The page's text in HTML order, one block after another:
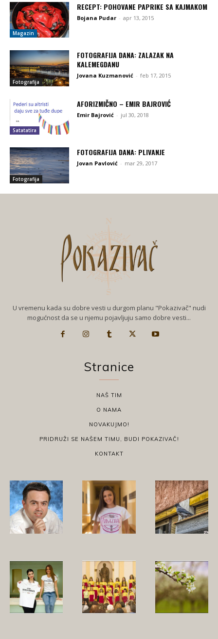
Magazin
RECEPT: POHOVANE PAPRIKE SA KAJMAKOM
Bojana Pudar - apr 13, 2015
Fotografija
FOTOGRAFIJA DANA: ZALAZAK NA
KALEMEGDANU
Jovana Kuzmanović - feb 17, 2015
Satatatira
AFORIZMIČNO – EMIR BAJROVIĆ
Emir Bajrović - jul 30, 2018
Fotografija
FOTOGRAFIJA DANA: PLIVANJE
Jovan Pavlović - mar 29, 2017
U vremenu kada su dobre vesti u durgom planu "Pokazivač" nudi
mogućnost da se u njemu pojavljuju samo dobre vesti...
Stranice
NAŠ TIM
O NAMA
NOVAKUJMO!
PRIDRUŽI SE NAŠEM TIMU, BUDI POKAZIVAČ!
KONTAKT